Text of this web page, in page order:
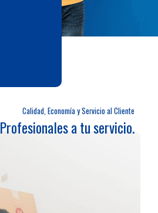
Calidad, Economía y Servicio al Cliente
Profesionales a tu servicio.